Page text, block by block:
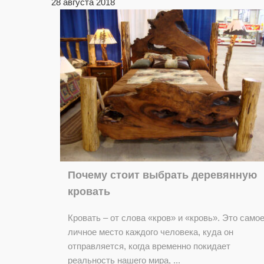
28 августа 2018
Почему стоит выбрать деревянную
кровать
Кровать – от слова «кров» и «кровь». Это самое
личное место каждого человека, куда он
отправляется, когда временно покидает
реальность нашего мира, ...